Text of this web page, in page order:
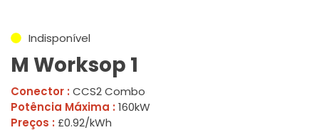
Indisponível
M Worksop 1
Conector : CCS2 Combo
Potência Máxima : 160kW
Preços : £0.92/kWh